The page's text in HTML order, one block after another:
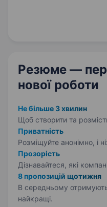
щоб кожна
Резюме —
нової роботи
Не більше 3 хвилин
Щоб створити та
Приватність
Розміщуйте анонімно, і
Прозорість
Дізнавайтеся, які
8 пропозицій щотижня
В середньому
найкращі.